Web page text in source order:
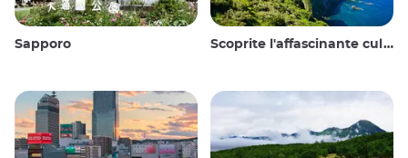
Sapporo Scoprite l'affascinante cultura e i paesaggi mozzafiato delle Isole Oki in Giappone